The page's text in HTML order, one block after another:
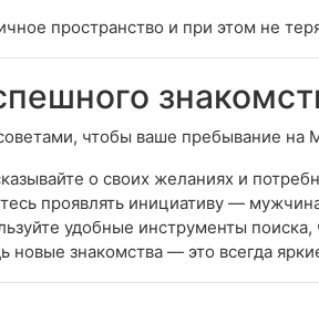
пространство и при этом не
чтобы ваше пребывание на
о своих желаниях и
проявлять инициативу —
удобные инструменты
новые знакомства — это всегда